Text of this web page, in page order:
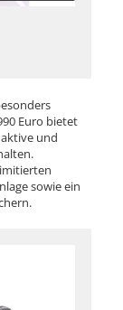
Euro bietet
und
sowie ein